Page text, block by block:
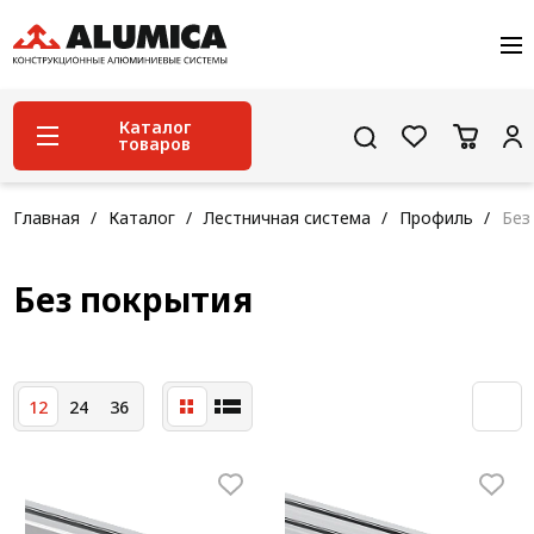
О компании
Услуги
Сервис и поддержка
Проекты
Контакты
Каталог
товаров
Система конструкционного алюминиевого
профиля
Модульная трубная система
Конвейерная фурнитура
Система линейного перемещения NEW!
Главная Каталог Лестничная система Профиль
Без покрытия
12 24 36